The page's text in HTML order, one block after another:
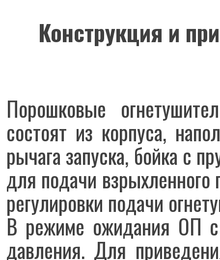
Конструкция и
Порошковые
состоят из корпуса,
рычага запуска, бойка с
для подачи
регулировки подачи
В режиме ожидания ОП с
давления. Для